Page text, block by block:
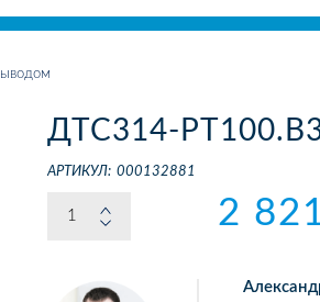
ДТС314-
АРТИКУЛ: 000132881
2